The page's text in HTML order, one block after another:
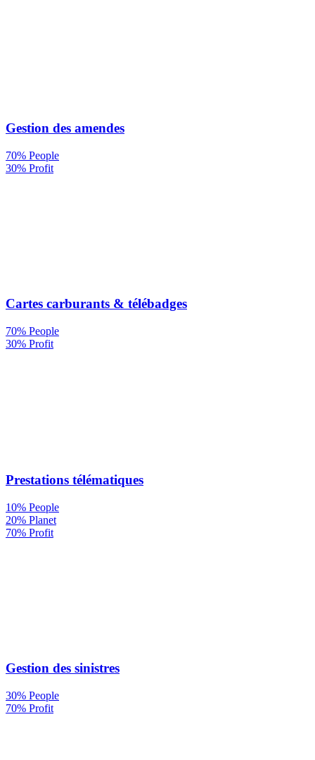
Gestion des amendes
70% People
30% Profit
Cartes carburants & télébadges
70% People
30% Profit
Prestations télématiques
10% People
20% Planet
70% Profit
Gestion des sinistres
30% People
70% Profit